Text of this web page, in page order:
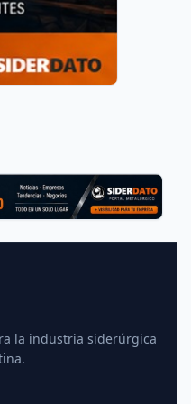
la industria siderúrgica